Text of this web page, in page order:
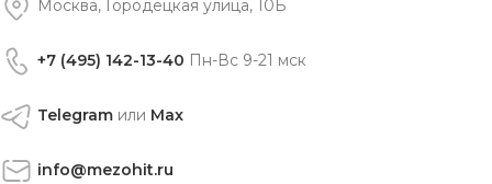
Москва, Городецкая улица, 10Б
+7 (495) 142-13-40 Пн-Вс 9-21 мск
Telegram или Max
info@mezohit.ru